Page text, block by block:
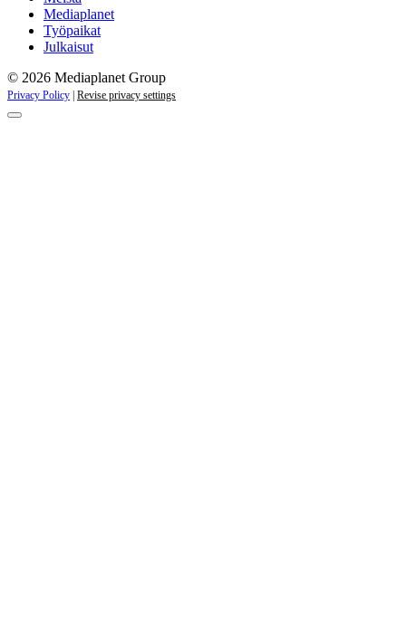
Mediaplanet
Työpaikat
Julkaisut
© 2026 Mediaplanet Group
Privacy Policy Revise privacy settings